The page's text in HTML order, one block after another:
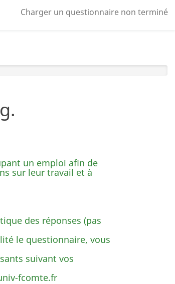
Charger un questionnaire non terminé
un emploi afin de
sur leur travail et à
des réponses (pas
le questionnaire, vous
suivant vos
fcomte.fr